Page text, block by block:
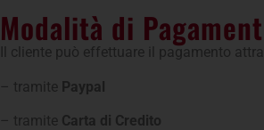
Modalità di
Il cliente può effettuare il pagamento
– tramite Paypal
– tramite Carta di Credito